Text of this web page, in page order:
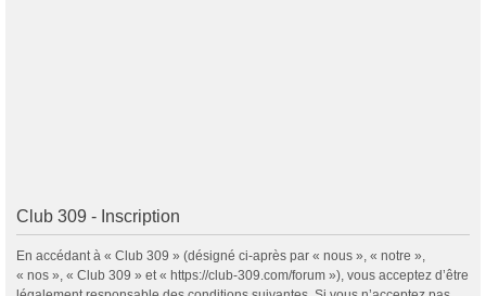
Club 309 - Inscription
En accédant à « Club 309 » (désigné ci-après par « nous », « notre »,
« nos », « Club 309 » et « https://club-309.com/forum »), vous acceptez d’être